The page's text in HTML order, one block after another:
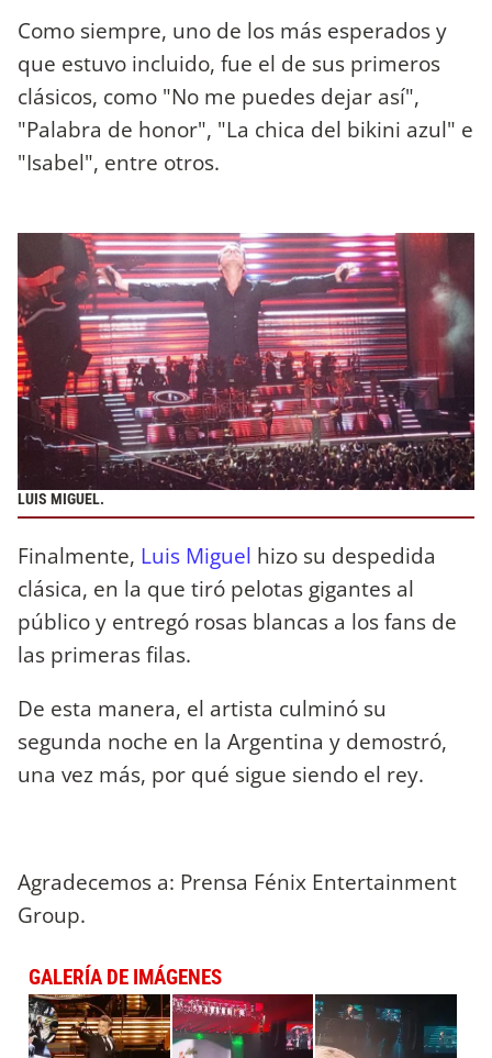
Como siempre, uno de los más esperados y
que estuvo incluido, fue el de sus primeros
clásicos, como "No me puedes dejar así",
"Palabra de honor", "La chica del bikini azul" e
"Isabel", entre otros.
LUIS MIGUEL.
Finalmente, Luis Miguel hizo su despedida
clásica, en la que tiró pelotas gigantes al
público y entregó rosas blancas a los fans de
las primeras filas.
De esta manera, el artista culminó su
segunda noche en la Argentina y demostró,
una vez más, por qué sigue siendo el rey.
Agradecemos a: Prensa Fénix Entertainment
Group.
GALERÍA DE IMÁGENES